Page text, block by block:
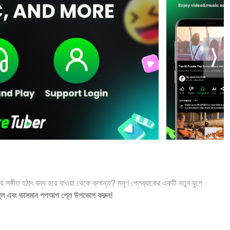
সঙ্গীত হঠাৎ বন্ধ হয়ে যাওয়া থেকে ক্লান্ত? মসৃণ প্লেব্যাকের একটি নতুন যুগে
এবং ভাসমান পপআপ প্লে উপভোগ করুন!